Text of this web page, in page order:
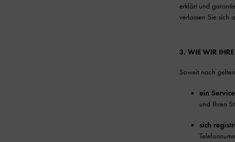
erklärt und
verlassen Sie sich
3. WIE WIR
Soweit nach
ein
und Ihren
sich